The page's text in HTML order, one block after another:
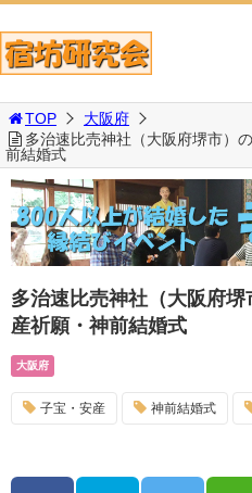
TOP
大阪府
多治速比売神社（大阪府堺市）
前結婚式
多治速比売神社（大阪府
産祈願・神前結婚式
大阪府
子宝・安産 神前結婚式